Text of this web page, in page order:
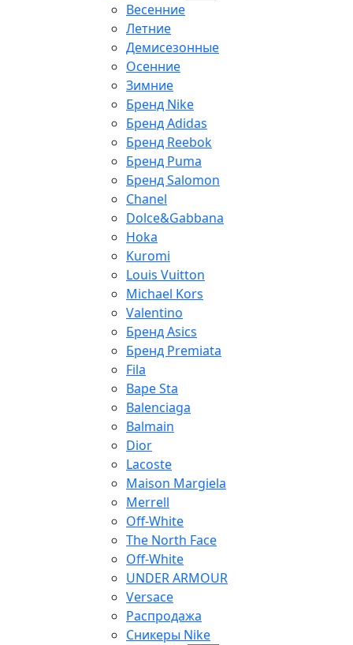
Весенние
Летние
Демисезонные
Осенние
Зимние
Бренд Nike
Бренд Adidas
Бренд Reebok
Бренд Puma
Бренд Salomon
Chanel
Dolce&Gabbana
Hoka
Kuromi
Louis Vuitton
Michael Kors
Valentino
Бренд Asics
Бренд Premiata
Fila
Bape Sta
Balenciaga
Balmain
Dior
Lacoste
Maison Margiela
Merrell
Off-White
The North Face
Off-White
UNDER ARMOUR
Versace
Распродажа
Сникеры Nike